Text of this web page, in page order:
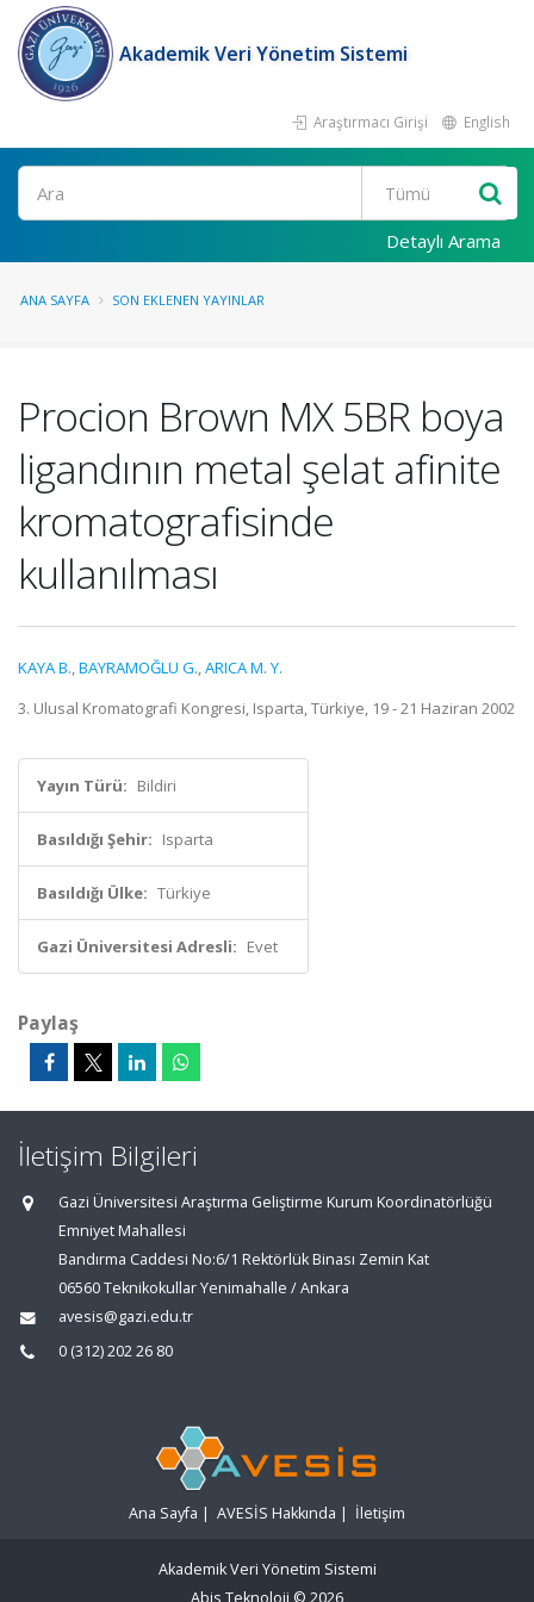
Akademik Veri Yönetim Sistemi
Araştırmacı Girişi English
Ara
Detaylı Arama
ANA SAYFA SON EKLENEN YAYINLAR
Procion Brown MX 5BR boya
ligandının metal şelat afinite
kromatografisinde
kullanılması
KAYA B.,BAYRAMOĞLU G.,ARICA M. Y.
3. Ulusal Kromatografi Kongresi, Isparta, Türkiye, 19 - 21 Haziran 2002
Yayın Türü: Bildiri
Basıldığı Şehir: Isparta
Basıldığı Ülke: Türkiye
Gazi Üniversitesi Adresli: Evet
Paylaş
İletişim Bilgileri
Gazi Üniversitesi Araştırma Geliştirme Kurum Koordinatörlüğü
Emniyet Mahallesi
Bandırma Caddesi No:6/1 Rektörlük Binası Zemin Kat
06560 Teknikokullar Yenimahalle / Ankara
avesis@gazi.edu.tr
0 (312) 202 26 80
Ana Sayfa | AVESİS Hakkında | İletişim
Akademik Veri Yönetim Sistemi
Abis Teknoloji © 2026